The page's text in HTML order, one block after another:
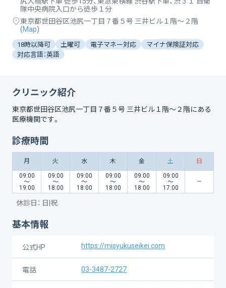
隊中央病院入口から徒歩１分
東京都世田谷区池尻一丁目７番５号 三井ビル１階～２階
(Map)
18時以降可 土曜可 電子マネー対応
マイナ保険証対応
対応言語：英語
クリニック紹介
東京都世田谷区池尻一丁目７番５号 三井ビル１階～２階にある
医療機関です。
診療時間
月 火 水 木 金 土 日
09:00
〜
19:00
09:00
〜
18:00
09:00
〜
18:00
09:00
〜
18:00
09:00
〜
18:00
09:00
〜
17:00
休診日： 日|祝
基本情報
公式HP https://misyukuseikei.com
電話 03-3487-2727